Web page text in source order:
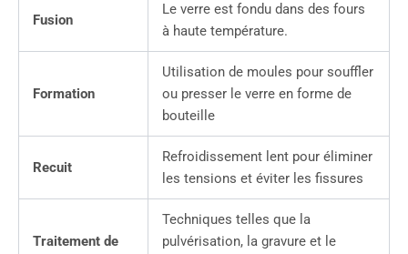
Fusion
Le verre est fondu dans des fours
à haute température.
Formation
Utilisation de moules pour souffler
ou presser le verre en forme de
bouteille
Recuit
Refroidissement lent pour éliminer
les tensions et éviter les fissures
Traitement de
Techniques telles que la
pulvérisation, la gravure et le